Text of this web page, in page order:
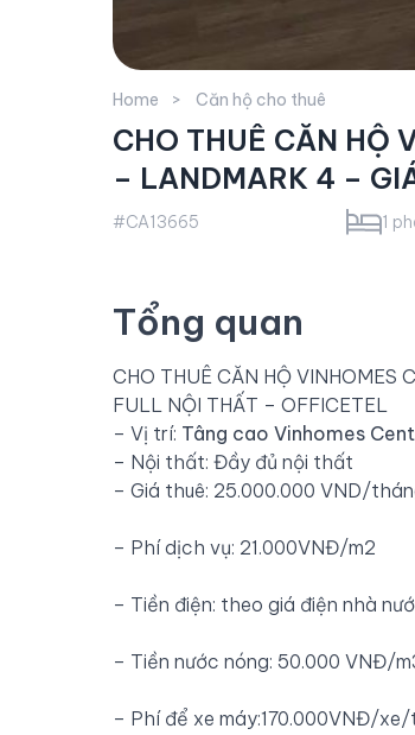
Home Căn hộ cho thuê
CHO THUÊ CĂN HỘ
– LANDMARK 4 –
#CA13665 1
Tổng quan
CHO THUÊ CĂN HỘ VINHOMES
FULL NỘI THẤT – OFFICETEL
– Vị trí: Tâng cao Vinhomes
– Nội thất: Đầy đủ nội thất
– Giá thuê: 25.000.000 VND/
– Phí dịch vụ: 21.000VNĐ/m2
– Tiền điện: theo giá điện nhà
– Tiền nước nóng: 50.000 VNĐ/
– Phí để xe máy:170.000VNĐ/